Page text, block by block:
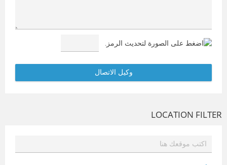
LOCATION FILTER